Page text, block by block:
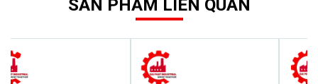
SẢN PHẨM LIÊN QUAN